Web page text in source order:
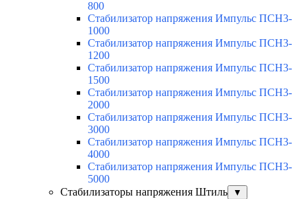
800
Стабилизатор напряжения Импульс ПСН3-
1000
Стабилизатор напряжения Импульс ПСН3-
1200
Стабилизатор напряжения Импульс ПСН3-
1500
Стабилизатор напряжения Импульс ПСН3-
2000
Стабилизатор напряжения Импульс ПСН3-
3000
Стабилизатор напряжения Импульс ПСН3-
4000
Стабилизатор напряжения Импульс ПСН3-
5000
Стабилизаторы напряжения Штиль
▼